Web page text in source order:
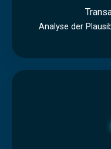
Analyse der